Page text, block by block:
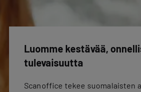
Luomme kestävää,
tulevaisuutta
Scanoffice tekee suomalaisten